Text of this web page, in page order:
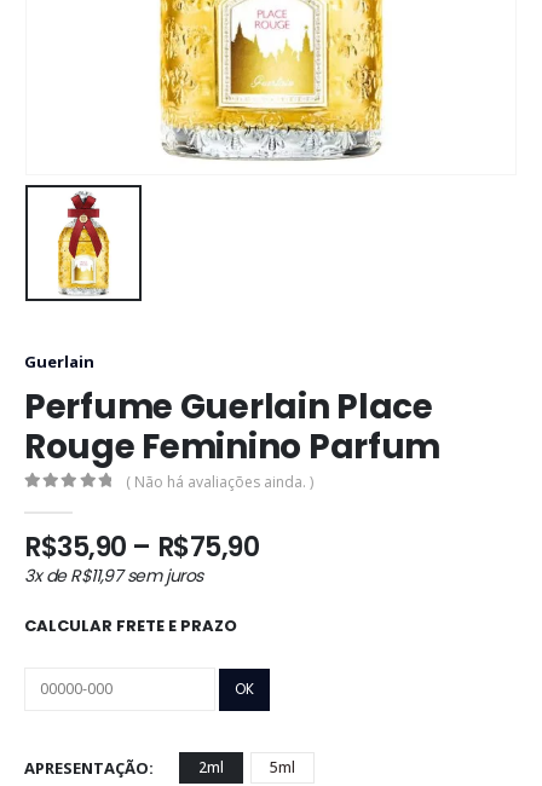
Guerlain
Perfume Guerlain Place
Rouge Feminino Parfum
( Não há avaliações ainda. )
R$35,90 – R$75,90Faixa
R$75,90
3x deR$11,97sem juros
CALCULAR FRETE E PRAZO
APRESENTAÇÃO 2ml 5ml